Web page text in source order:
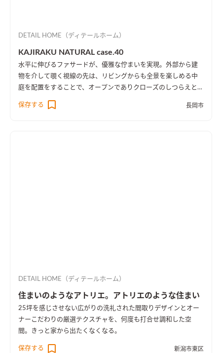
DETAIL HOME（ディテールホーム）
KAJIRAKU NATURAL case.40
水平に伸びるファサードが、優雅な佇まいを実現。外部から建
物を介して覗く視線の先は、リビングからも全景を楽しめる中
庭を配置をすることで、オープンでありクローズのしつらえとし
保存する
長岡市
DETAIL HOME（ディテールホーム）
住まいのようなアトリエ。アトリエのような住まい
25坪を感じさせない広がりの洗礼された間取りデザインとオー
ナーこだわりの厳選テクスチャを、何度も打合せ調和した空
間。きっと家から出たくなくなる。
保存する 新潟市東区